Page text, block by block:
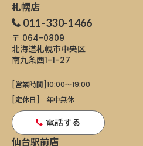
札幌店
011-330-1466
〒 064-0809
北海道札幌市中央区
南九条西1-1-27
[営業時間]10:00～19:00
[定休日]
年中無休
電話する
仙台駅前店